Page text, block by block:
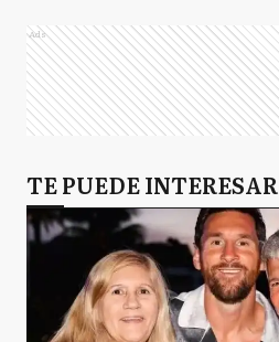
Ads
TE PUEDE INTERESAR